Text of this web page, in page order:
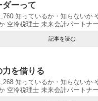
ダーって
知っているか・知らないか
空冷税理士 未来会計パートナ
記事を読む
力を借りる
知っているか・知らないか
空冷税理士 未来会計パートナ